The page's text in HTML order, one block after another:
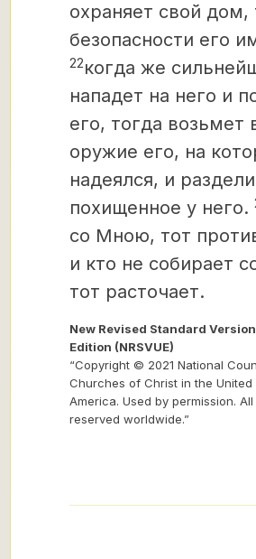
охраняет свой дом,
безопасности его
22когда же
нападет на него и
его, тогда возьмет
оружие его, на
надеялся, и
похищенное у него.
со Мною, тот
и кто не собирает
тот расточает.
New Revised Standard
Edition (NRSVUE)
“Copyright © 2021 National
Churches of Christ in the United
America. Used by permission.
reserved worldwide.”